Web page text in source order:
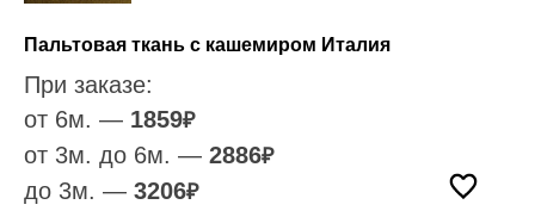
Пальтовая ткань с кашемиром Италия
При заказе:
от 6м. — 1859₽
от 3м. до 6м. — 2886₽
до 3м. — 3206₽